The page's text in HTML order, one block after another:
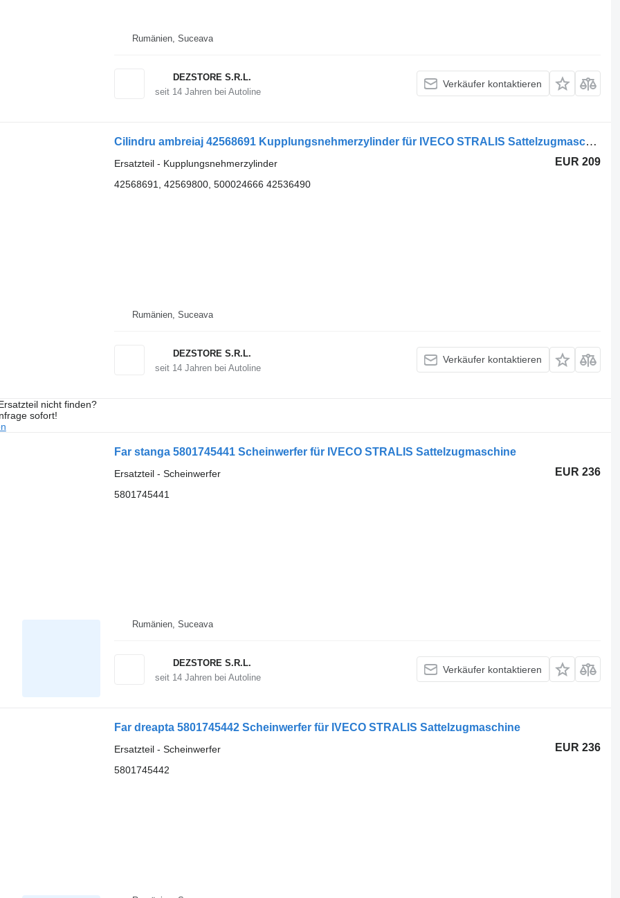
Rumänien, Suceava
DEZSTORE S.R.L.
seit 14Jahren bei Autoline
Verkäufer kontaktieren
Cilindru ambreiaj 42568691 Kupplungsnehmerzylinder für IVECO STRALIS Sattelzugmaschine
EUR 209
Ersatzteil - Kupplungsnehmerzylinder
42568691, 42569800, 500024666 42536490
Rumänien, Suceava
DEZSTORE S.R.L.
seit 14Jahren bei Autoline
Verkäufer kontaktieren
nicht finden?
sofort!
Far stanga 5801745441 Scheinwerfer für IVECO STRALIS Sattelzugmaschine
EUR 236
Ersatzteil - Scheinwerfer
5801745441
Rumänien, Suceava
DEZSTORE S.R.L.
seit 14Jahren bei Autoline
Verkäufer kontaktieren
Far dreapta 5801745442 Scheinwerfer für IVECO STRALIS Sattelzugmaschine
EUR 236
Ersatzteil - Scheinwerfer
5801745442